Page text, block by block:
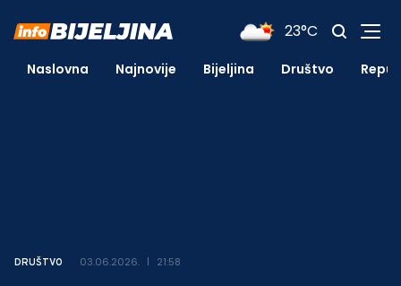
23°C
Naslovna Najnovije Bijeljina Društvo
DRUŠTVO 03.06.2026. 21:58